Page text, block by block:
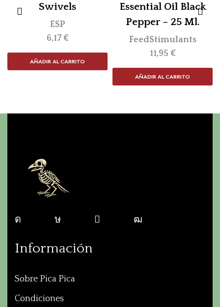
Swivels
ESP
6,17€
AÑADIR AL CARRITO
Essential Oil Black
Pepper – 25 Ml.
FeedStimulants
11,95 €
AÑADIR AL CARRITO
Información
Sobre Pica Pica
Condiciones